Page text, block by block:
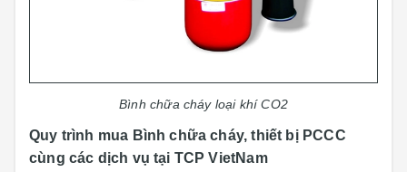
Bình chữa cháy loại khí CO2
Quy trình mua Bình chữa cháy, thiết bị PCCC
cùng các dịch vụ tại TCP VietNam